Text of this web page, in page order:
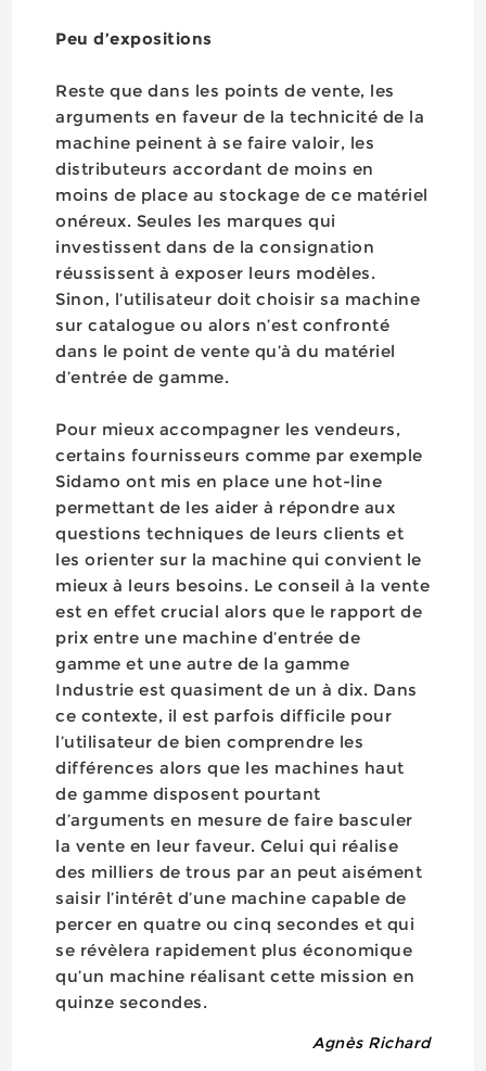
Peu d’expositions
Reste que dans les points de vente, les
arguments en faveur de la technicité de la
machine peinent à se faire valoir, les
distributeurs accordant de moins en
moins de place au stockage de ce matériel
onéreux. Seules les marques qui
investissent dans de la consignation
réussissent à exposer leurs modèles.
Sinon, l’utilisateur doit choisir sa machine
sur catalogue ou alors n’est confronté
dans le point de vente qu’à du matériel
d’entrée de gamme.
Pour mieux accompagner les vendeurs,
certains fournisseurs comme par exemple
Sidamo ont mis en place une hot-line
permettant de les aider à répondre aux
questions techniques de leurs clients et
les orienter sur la machine qui convient le
mieux à leurs besoins. Le conseil à la vente
est en effet crucial alors que le rapport de
prix entre une machine d’entrée de
gamme et une autre de la gamme
Industrie est quasiment de un à dix. Dans
ce contexte, il est parfois difficile pour
l’utilisateur de bien comprendre les
différences alors que les machines haut
de gamme disposent pourtant
d’arguments en mesure de faire basculer
la vente en leur faveur. Celui qui réalise
des milliers de trous par an peut aisément
saisir l’intérêt d’une machine capable de
percer en quatre ou cinq secondes et qui
se révèlera rapidement plus économique
qu’un machine réalisant cette mission en
quinze secondes.
Agnès Richard